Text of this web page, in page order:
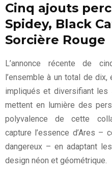
Cinq ajouts
Spidey, Black
Sorcière Rouge
L’annonce récente de
l’ensemble à un total de
impliqués et diversifiant les
mettent en lumière des
polyvalence de cette
capture l’essence d’Ares –
dangereux – en adaptant
design néon et géométrique.